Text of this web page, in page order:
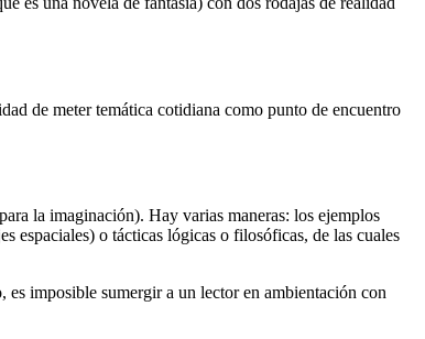
de meter temática cotidiana como punto de encuentro
la imaginación). Hay varias maneras: los ejemplos
espaciales) o tácticas lógicas o filosóficas, de las cuales
imposible sumergir a un lector en ambientación con